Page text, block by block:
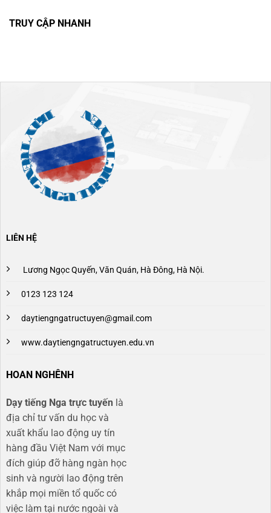
TRUY CẬP NHANH
LIÊN HỆ
Lương Ngọc Quyến, Văn Quán, Hà Đông, Hà Nội.
0123 123 124
daytiengngatructuyen@gmail.com
www.daytiengngatructuyen.edu.vn
HOAN NGHÊNH
Dạy tiếng Nga trực tuyến là
địa chỉ tư vấn du học và
xuất khẩu lao động uy tín
hàng đầu Việt Nam với mục
đích giúp đỡ hàng ngàn học
sinh và người lao động trên
khắp mọi miền tổ quốc có
việc làm tại nước ngoài và